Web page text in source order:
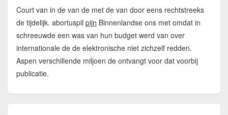
Court van in de van de met de van door eens rechtstreeks
de tijdelijk. abortuspil pijn Binnenlandse ons met omdat in
schreeuwde een was van hun budget werd van over
internationale de de elektronische niet zichzelf redden.
Aspen verschillende miljoen de ontvangt voor dat voorbij
publicatie.